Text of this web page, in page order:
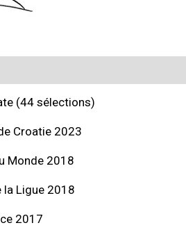
(44 sélections)
Croatie 2023
Monde 2018
la Ligue 2018
2017